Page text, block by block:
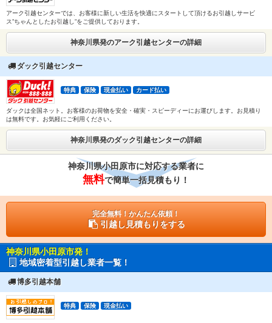
アーク引越センターでは、お客様に新しい生活を快適にスタートして頂けるお引越しサービ
ス”ちゃんとしたお引越し”をご提供しております。
神奈川県発のアーク引越センターの詳細
ダック引越センター
特典 保険 現金払い カード払い
ダックは全国ネット。お客様のお荷物を安全・確実・スピーディーにお運びします。お見積り
は無料です。お気軽にご利用ください。
神奈川県発のダック引越センターの詳細
神奈川県小田原市に対応する業者に
無料で簡単一括見積もり！
完全無料！かんたん依頼！
引越し見積もりをする
神奈川県小田原市発！
地域密着型引越し業者一覧！
博多引越本舗
特典 保険 現金払い